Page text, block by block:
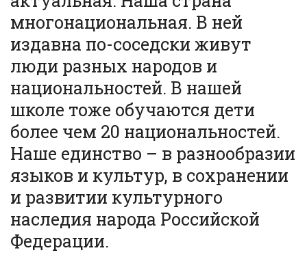
многонациональная. В ней
издавна по-соседски живут
люди разных народов и
национальностей. В нашей
школе тоже обучаются дети
более чем 20 национальностей.
Наше единство – в разнообразии
языков и культур, в сохранении
и развитии культурного
наследия народа Российской
Федерации.